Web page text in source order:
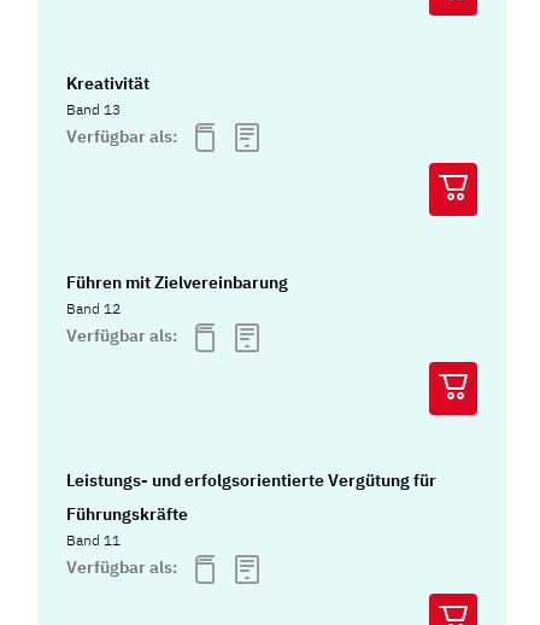
Kreativität
Band 13
Verfügbar als:
Führen mit Zielvereinbarung
Band 12
Verfügbar als:
Leistungs- und erfolgsorientierte Vergütung für
Führungskräfte
Band 11
Verfügbar als: